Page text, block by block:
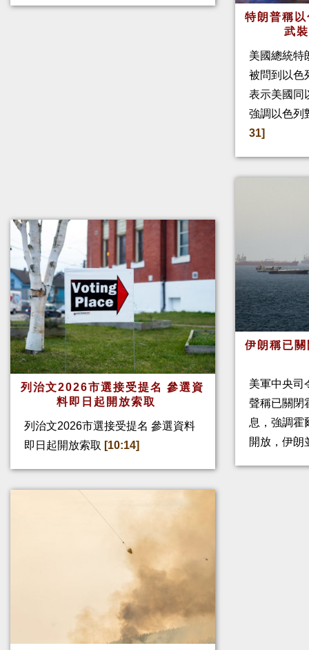
列治文2026市選接受提名 參選資
料即日起開放索取
列治文2026市選接受提名 參選資料
即日起開放索取 [10:14]
特朗普稱
武
美國總統特
被問到以色
表示美國同
強調以色列
31]
伊朗稱已
美軍中央司
聲稱已關閉
息，強調霍
開放，伊